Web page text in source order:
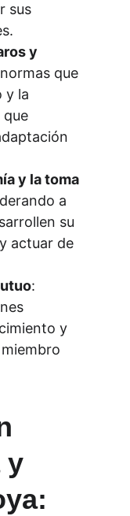
sus
y
que
y la
que
y la toma
a
su
actuar de
:
y
y